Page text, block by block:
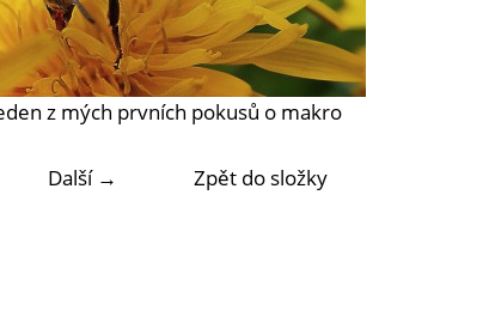
z mých prvních pokusů o makro
Další → Zpět do složky